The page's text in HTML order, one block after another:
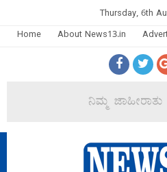
Thursday, 6th
Home
About News13.in